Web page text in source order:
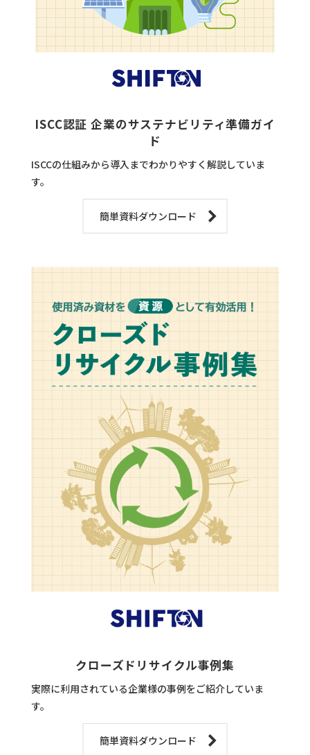
ISCC認証 企業のサステナビリティ準備ガイ
ド
ISCCの仕組みから導入までわかりやすく解説していま
す。
簡単資料ダウンロード
クローズドリサイクル事例集
実際に利用されている企業様の事例をご紹介していま
す。
簡単資料ダウンロード